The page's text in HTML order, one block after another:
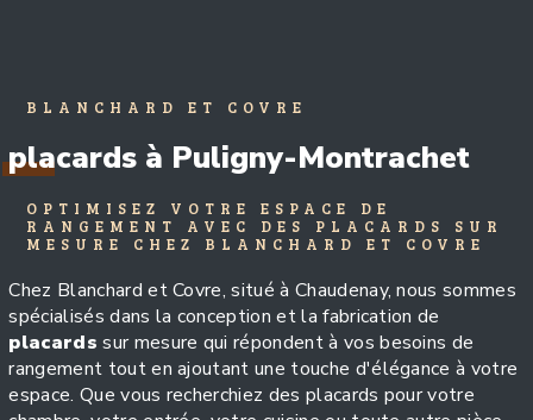
BLANCHARD ET COVRE
placards à Puligny-Montrachet
OPTIMISEZ VOTRE ESPACE DE
RANGEMENT AVEC DES PLACARDS SUR
MESURE CHEZ BLANCHARD ET COVRE
Chez Blanchard et Covre, situé à Chaudenay, nous sommes
spécialisés dans la conception et la fabrication de
placards sur mesure qui répondent à vos besoins de
rangement tout en ajoutant une touche d'élégance à votre
espace. Que vous recherchiez des placards pour votre